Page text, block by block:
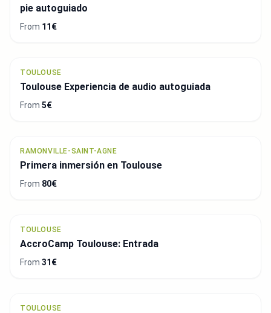
pie autoguiado
From 11€
TOULOUSE
Toulouse Experiencia de audio autoguiada
From 5€
RAMONVILLE-SAINT-AGNE
Primera inmersión en Toulouse
From 80€
TOULOUSE
AccroCamp Toulouse: Entrada
From 31€
TOULOUSE